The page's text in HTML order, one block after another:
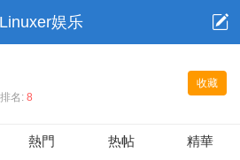
Linuxer娱乐
收藏
排名: 8
熱門 热帖 精華